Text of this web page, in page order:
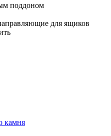
поддоном
для ящиков
камня